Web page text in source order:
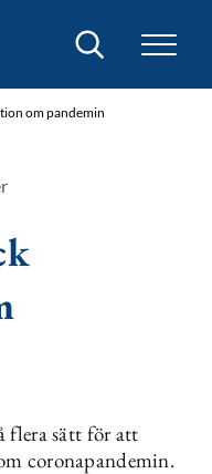
Sök
om pandemin
flera sätt för att
coronapandemin.